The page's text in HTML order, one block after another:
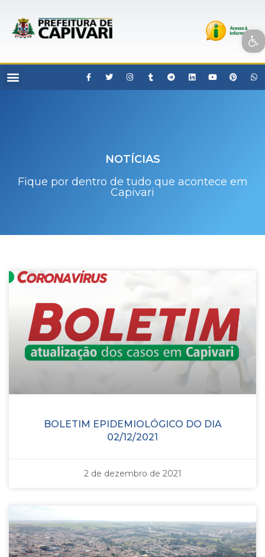
Open toolbar
NOTÍCIAS
Fique por dentro de tudo que acontece em
Capivari
BOLETIM EPIDEMIOLÓGICO DO DIA
02/12/2021
2 de dezembro de 2021